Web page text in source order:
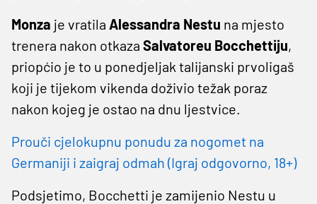
Monza je vratila Alessandra Nestu na mjesto
trenera nakon otkaza Salvatoreu Bocchettiju,
priopćio je to u ponedjeljak talijanski prvoligaš
koji je tijekom vikenda doživio težak poraz
nakon kojeg je ostao na dnu ljestvice.
Prouči cjelokupnu ponudu za nogomet na
Germaniji i zaigraj odmah (Igraj odgovorno, 18+)
Podsjetimo, Bocchetti je zamijenio Nestu u